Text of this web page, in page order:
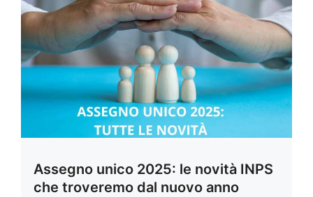
Assegno unico 2025: le novità INPS
che troveremo dal nuovo anno